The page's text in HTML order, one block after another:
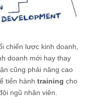
chiến lược kinh doanh,
doanh mới hay thay
cũng phải nâng cao
tiến hành training cho
ngũ nhân viên.